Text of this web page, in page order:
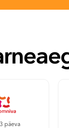
päeva